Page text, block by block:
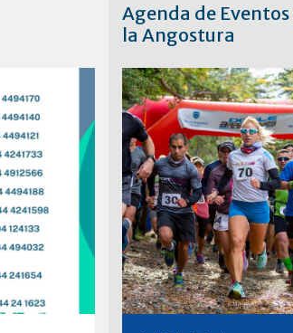
Agenda de Eventos
la Angostura